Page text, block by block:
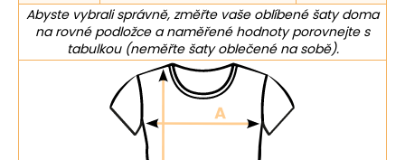
Abyste vybrali správně, změřte vaše oblíbené šaty doma
na rovné podložce a naměřené hodnoty porovnejte s
tabulkou (neměřte šaty oblečené na sobě).